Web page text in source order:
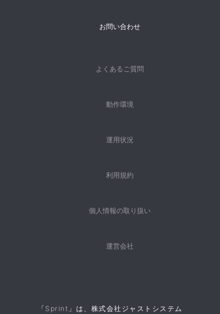
お問い合わせ
よくあるご質問
動作環境
運用状況
利用規約
個人情報の取り扱い
運営会社
「Sprint」は、株式会社ジャストシステム